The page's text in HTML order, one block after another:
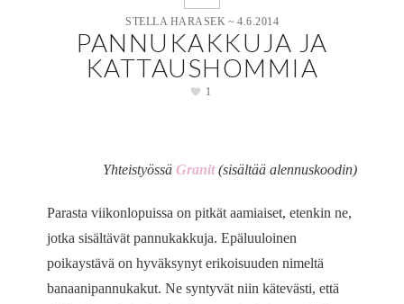
STELLA HARASEK ~ 4.6.2014
PANNUKAKKUJA JA
KATTAUSHOMMIA
1
Yhteistyössä Granit(sisältää alennuskoodin)
Parasta viikonlopuissa on pitkät aamiaiset, etenkin ne,
jotka sisältävät pannukakkuja. Epäluuloinen
poikaystävä on hyväksynyt erikoisuuden nimeltä
banaanipannukakut. Ne syntyvät niin kätevästi, että